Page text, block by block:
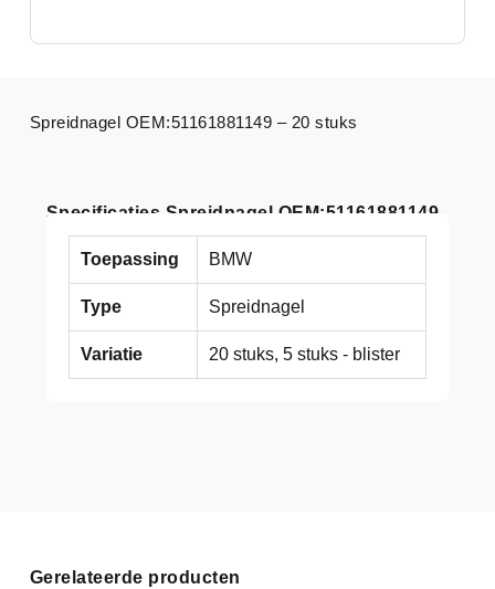
Specificaties Spreidnagel OEM:51161881149
Toepassing BMW
Type Spreidnagel
Variatie 20 stuks, 5 stuks - blister
Spreidnagel OEM:51161881149 – 20 stuks
Gerelateerde producten